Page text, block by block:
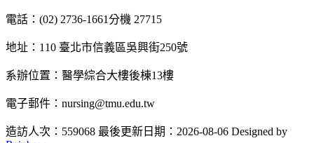
電話：(02) 2736-1661分機 27715
地址：110 臺北市信義區吳興街250號
系辦位置：醫學綜合大樓後棟13樓
電子郵件：nursing@tmu.edu.tw
造訪人次：559068 最後更新日期：2026-08-06 Designed by